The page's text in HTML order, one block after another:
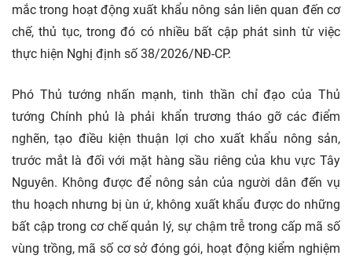
mắc trong hoạt động xuất khẩu nông sản liên quan đến cơ
chế, thủ tục, trong đó có nhiều bất cập phát sinh từ việc
thực hiện Nghị định số 38/2026/NĐ-CP.
Phó Thủ tướng nhấn mạnh, tinh thần chỉ đạo của Thủ
tướng Chính phủ là phải khẩn trương tháo gỡ các điểm
nghẽn, tạo điều kiện thuận lợi cho xuất khẩu nông sản,
trước mắt là đối với mặt hàng sầu riêng của khu vực Tây
Nguyên. Không được để nông sản của người dân đến vụ
thu hoạch nhưng bị ùn ứ, không xuất khẩu được do những
bất cập trong cơ chế quản lý, sự chậm trễ trong cấp mã số
vùng trồng, mã số cơ sở đóng gói, hoạt động kiểm nghiệm